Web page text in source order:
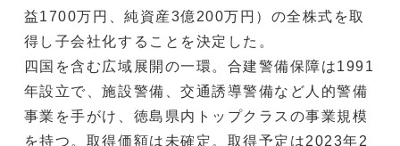
益1700万円、純資産3億200万円）の全株式を取
得し子会社化することを決定した。
四国を含む広域展開の一環。合建警備保障は1991
年設立で、施設警備、交通誘導警備など人的警備
事業を手がけ、徳島県内トップクラスの事業規模
を持つ。取得価額は未確定。取得予定は2023年2